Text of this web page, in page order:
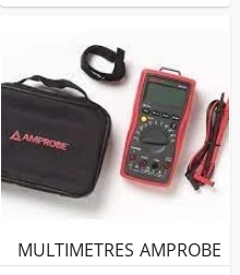
MULTIMETRES AMPROBE